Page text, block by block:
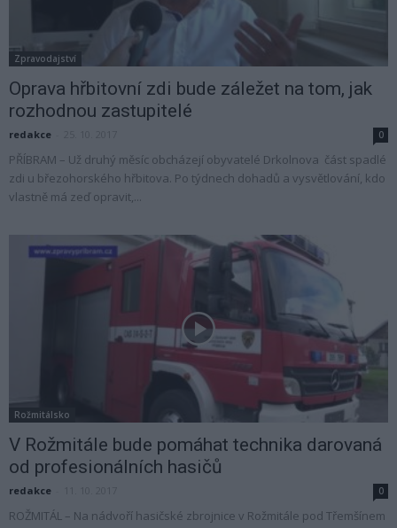
Zpravodajství
Oprava hřbitovní zdi bude záležet na tom, jak
rozhodnou zastupitelé
redakce 0
PŘÍBRAM – Už druhý měsíc obcházejí obyvatelé Drkolnova část spadlé
zdi u březohorského hřbitova. Po týdnech dohadů a vysvětlování, kdo
vlastně má zeď opravit,...
Rožmitálsko
V Rožmitále bude pomáhat technika darovaná
od profesionálních hasičů
redakce 0
ROŽMITÁL – Na nádvoří hasičské zbrojnice v Rožmitále pod Třemšínem